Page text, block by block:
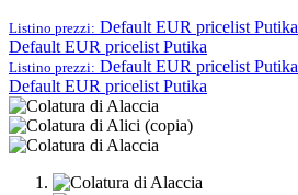
Listino prezzi: Default EUR pricelist Putika
Default EUR pricelist Putika
Listino prezzi: Default EUR pricelist Putika
Default EUR pricelist Putika